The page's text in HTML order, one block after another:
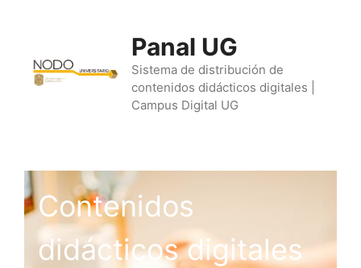
Panal UG
Sistema de distribución de
contenidos didácticos digitales |
Campus Digital UG
Contenidos
didácticos digitales